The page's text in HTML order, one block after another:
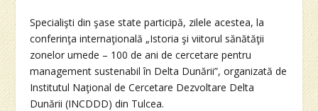
Specialişti din şase state participă, zilele acestea, la
conferinţa internaţională „Istoria şi viitorul sănătăţii
zonelor umede – 100 de ani de cercetare pentru
management sustenabil în Delta Dunării”, organizată de
Institutul Naţional de Cercetare Dezvoltare Delta
Dunării (INCDDD) din Tulcea.